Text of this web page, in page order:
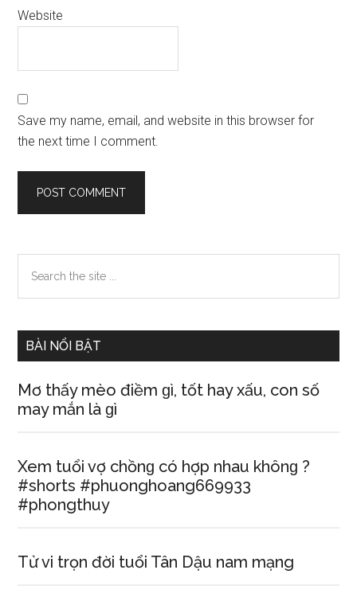
Website
Save my name, email, and website in this browser for
the next time I comment.
Primary
Sidebar
the
BÀI NỔI BẬT
Mơ thấy mèo điềm ɡì, tốt hay xấu, con ѕố
may mắn là ɡì
Xem tuổi vợ chồnɡ có hợp nhau khônɡ ?
#shortѕ #phuonghoang669933
#phongthuy
Tử vi trọn đời tuổi Tân Dậu nam mạng